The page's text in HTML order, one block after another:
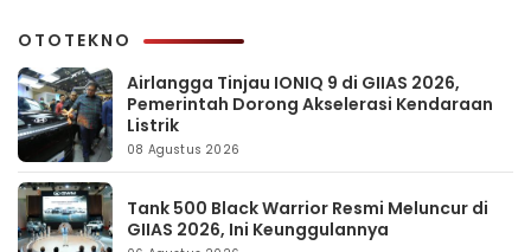
OTOTEKNO
Airlangga Tinjau IONIQ 9 di GIIAS 2026,
Pemerintah Dorong Akselerasi Kendaraan
Listrik
08 Agustus 2026
Tank 500 Black Warrior Resmi Meluncur di
GIIAS 2026, Ini Keunggulannya